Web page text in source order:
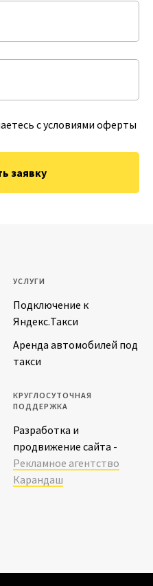
с условиями оферты
заявку
УСЛУГИ
Подключение к
Яндекс.Такси
Аренда автомобилей под
такси
КРУГЛОСУТОЧНАЯ
ПОДДЕРЖКА
Разработка и
продвижение сайта -
Рекламное агентство
Карандаш